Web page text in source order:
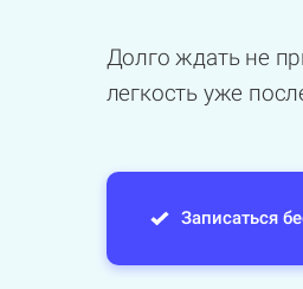
Долго ждать не
легкость уже
Записаться